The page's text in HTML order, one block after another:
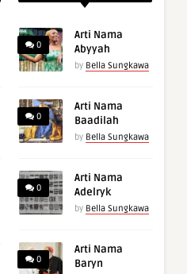
0
Arti Nama
Abyyah
by Bella Sungkawa
0
Arti Nama
Baadilah
by Bella Sungkawa
0
Arti Nama
Adelryk
by Bella Sungkawa
0
Arti Nama
Baryn